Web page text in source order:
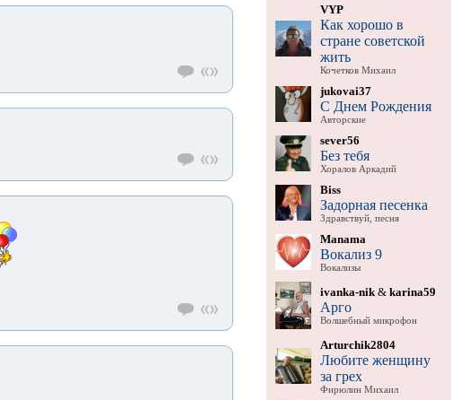
VYP
Как хорошо в
стране советской
жить
Кочетков Михаил
jukovai37
С Днем Рождения
Авторские
sever56
Без тебя
Хоралов Аркадий
Biss
Задорная песенка
Здравствуй, песня
Manama
Вокализ 9
Вокализы
ivanka-nik& karina59
Арго
Волшебный микрофон
Arturchik2804
Любите женщину
за грех
Фирюлин Михаил